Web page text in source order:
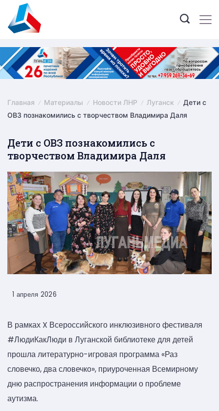
content
Главная Материалы Новости ЛНР Луганск
Дети с
ОВЗ познакомились с творчеством Владимира Даля
Дети с ОВЗ познакомились с
творчеством Владимира Даля
1 апреля 2026
В рамках X Всероссийского инклюзивного фестиваля
#ЛюдиКакЛюди в Луганской библиотеке для детей
прошла литературно-игровая программа «Раз
словечко, два словечко», приуроченная Всемирному
дню распространения информации о проблеме
аутизма.